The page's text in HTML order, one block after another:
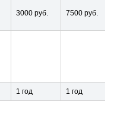
3000 руб. 7500 руб.
1 год 1 год